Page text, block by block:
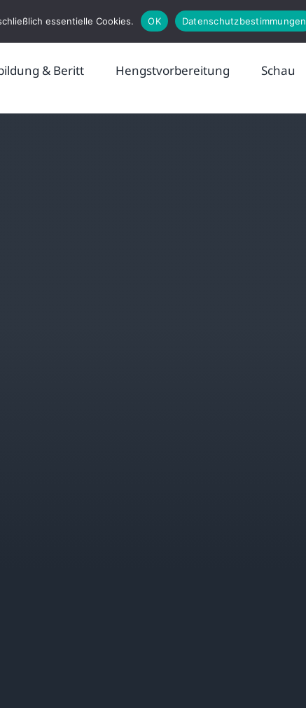
& Beritt Hengstvorbereitung Schau
essentielle Cookies. OK Datenschutzbestimmungen